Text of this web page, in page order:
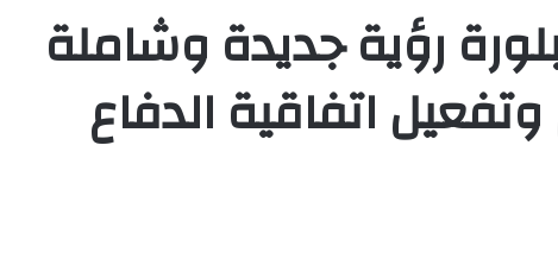
رؤية جديدة وشاملة
اتفاقية الدفاع